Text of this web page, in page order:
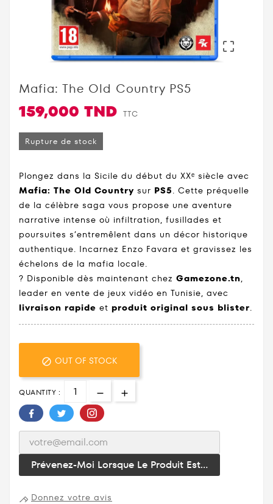

Mafia: The Old Country PS5
159,000 TND TTC
Rupture de stock
Plongez dans la Sicile du début du XXᵉ siècle avec
Mafia: The Old Country sur PS5. Cette préquelle
de la célèbre saga vous propose une aventure
narrative intense où infiltration, fusillades et
poursuites s’entremêlent dans un décor historique
authentique. Incarnez Enzo Favara et gravissez les
échelons de la mafia locale.
? Disponible dès maintenant chez Gamezone.tn,
leader en vente de jeux vidéo en Tunisie, avec
livraison rapide et produit original sous blister.
 OUT OF STOCK
QUANTITY :
Prévenez-Moi Lorsque Le Produit Est...
Donnez votre avis